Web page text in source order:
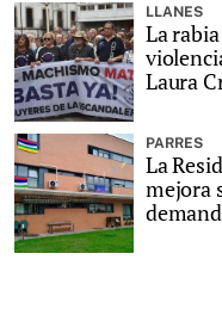
LLANES
La
Laura
PARRES
La
mejora